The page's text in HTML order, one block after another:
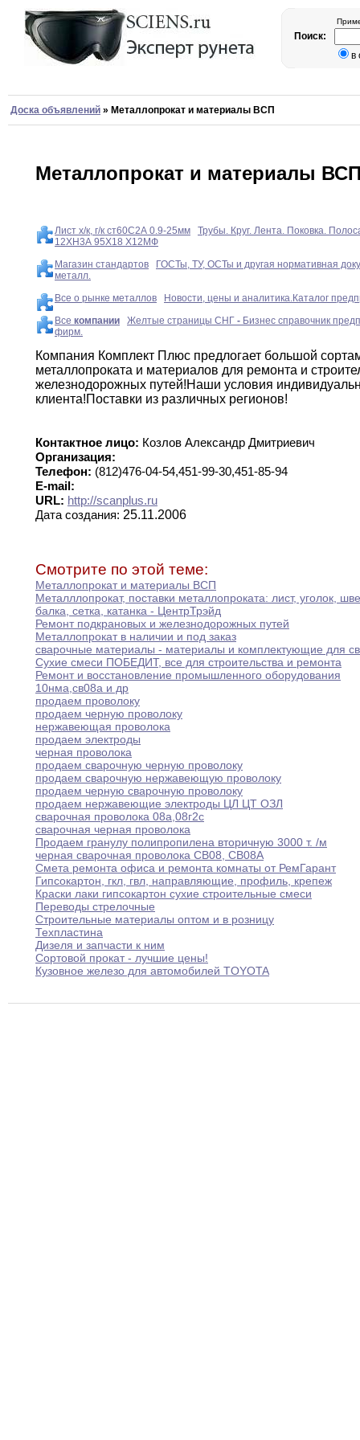
Поиск:
в
Доска объявлений » Металлопрокат и материалы ВСП
Металлопрокат и материалы
Лист х/к, г/к ст60С2А 0.9-25мм
Трубы. Круг. Лента. Поковка.
12ХН3А 95Х18 Х12МФ
Магазин стандартов
ГОСТы, ТУ, ОСТы и другая нормативная
металл.
Все о рынке металлов
Новости, цены и аналитика.Каталог
Все компании Желтые страницы СНГ - Бизнес справочник
фирм.
Компания Комплект Плюс предлогает большой
металлопроката и материалов для ремонта и
железнодорожных путей!Наши условия
клиента!Поставки из различных регионов!
Контактное лицо: Козлов Александр Дмитриевич
Организация:
Телефон: (812)476-04-54,451-99-30,451-85-94
E-mail:
URL: http://scanplus.ru
Дата создания: 25.11.2006
Смотрите по этой теме:
Металлопрокат и материалы ВСП
Металллопрокат, поставки металлопроката: лист, уголок,
балка, сетка, катанка - ЦентрТрэйд
Ремонт подкрановых и железнодорожных путей
Металлопрокат в наличии и под заказ
сварочные материалы - материалы и комплектующие для
Сухие смеси ПОБЕДИТ, все для строительства и ремонта
Ремонт и восстановление промышленного оборудования
10нма,св08а и др
продаем проволоку
продаем черную проволоку
нержавеющая проволока
продаем электроды
черная проволока
продаем сварочную черную проволоку
продаем сварочную нержавеющую проволоку
продаем черную сварочную проволоку
продаем нержавеющие электроды ЦЛ ЦТ ОЗЛ
сварочная проволока 08а,08г2с
сварочная черная проволока
Продаем гранулу полипропилена вторичную 3000 т. /м
черная сварочная проволока СВ08, СВ08А
Смета ремонта офиса и ремонта комнаты от РемГарант
Гипсокартон, гкл, гвл, направляющие, профиль, крепеж
Краски лаки гипсокартон сухие строительные смеси
Переводы стрелочные
Cтроительные материалы оптом и в розницу
Техпластина
Дизеля и запчасти к ним
Сортовой прокат - лучшие цены!
Кузовное железо для автомобилей TOYOTA